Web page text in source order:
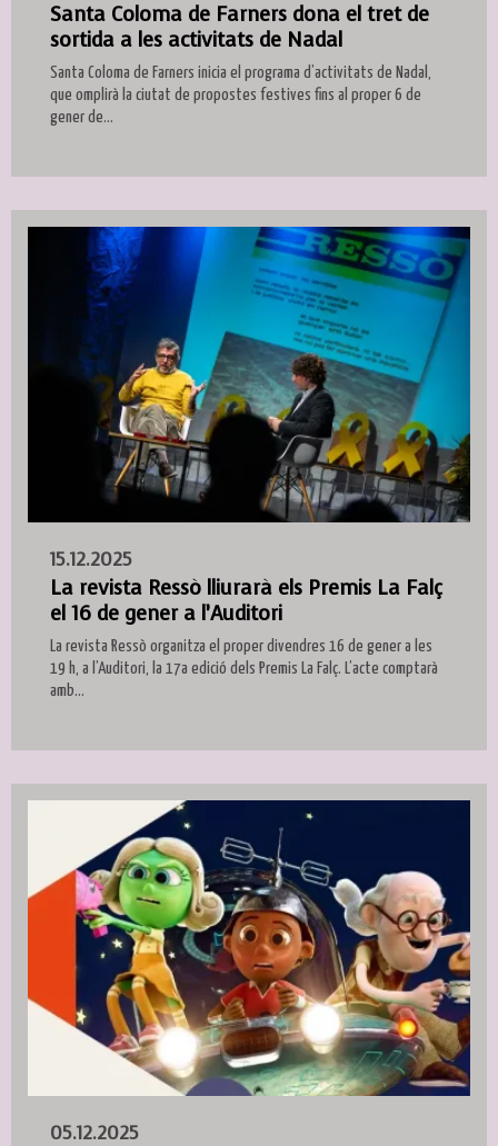
Santa Coloma de Farners dona el tret de
sortida a les activitats de Nadal
Santa Coloma de Farners inicia el programa d’activitats de Nadal,
que omplirà la ciutat de propostes festives fins al proper 6 de
gener de...
15.12.2025
La revista Ressò lliurarà els Premis La Falç
el 16 de gener a l’Auditori
La revista Ressò organitza el proper divendres 16 de gener a les
19 h, a l’Auditori, la 17a edició dels Premis La Falç. L’acte comptarà
amb...
05.12.2025